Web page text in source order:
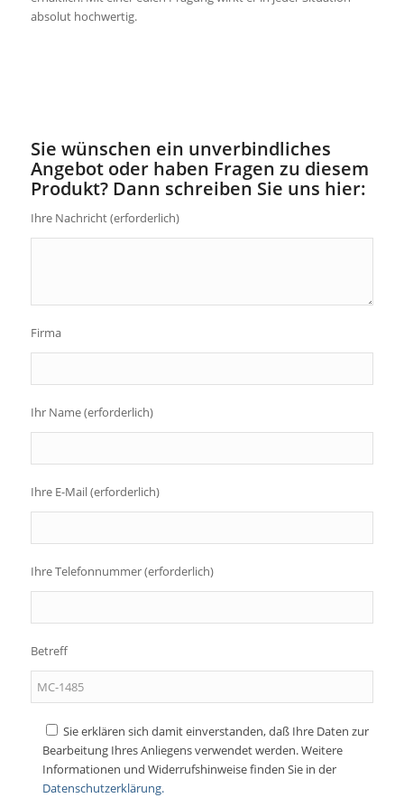
absolut hochwertig.
Sie wünschen ein unverbindliches
Angebot oder haben Fragen zu diesem
Produkt? Dann schreiben Sie uns hier:
Ihre Nachricht (erforderlich)
Firma
Ihr Name (erforderlich)
Ihre E-Mail (erforderlich)
Ihre Telefonnummer (erforderlich)
Betreff
Sie erklären sich damit einverstanden, daß Ihre Daten zur
Bearbeitung Ihres Anliegens verwendet werden. Weitere
Informationen und Widerrufshinweise finden Sie in der
Datenschutzerklärung.